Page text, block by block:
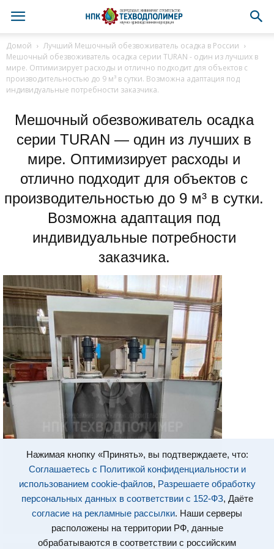
Нажимая кнопку «Принять», вы подтверждаете, что:
Соглашаетесь с Политикой конфиденциальности и
использованием cookie-файлов, Разрешаете обработку
персональных данных в соответствии с 152-ФЗ, Даёте
согласие на рекламные рассылки. Наши серверы
расположены на территории РФ, данные
обрабатываются в соответствии с российским
Домой
Лучший Мешочный обезвоживатель осадка в России
Мешочный обезвоживатель осадка серии TURAN - один из лучших в
мире. Оптимизирует расходы и отлично подходит для объектов с
производительностью до 9 м³ в сутки. Возможна адаптация под
индивидуальные потребности заказчика.
Мешочный обезвоживатель осадка
серии TURAN — один из лучших в
мире. Оптимизирует расходы и
отлично подходит для объектов с
производительностью до 9 м³ в сутки.
Возможна адаптация под
индивидуальные потребности
заказчика.